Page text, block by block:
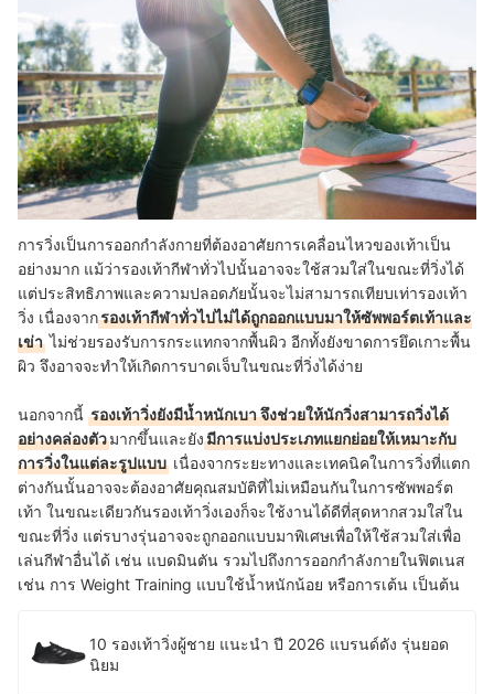
การวิ่งเป็นการออกกำลังกายที่ต้องอาศัยการเคลื่อนไหวของเท้าเป็น
อย่างมาก แม้ว่ารองเท้ากีฬาทั่วไปนั้นอาจจะใช้สวมใส่ในขณะที่วิ่งได้
แต่ประสิทธิภาพและความปลอดภัยนั้นจะไม่สามารถเทียบเท่ารองเท้า
วิ่ง เนื่องจากรองเท้ากีฬาทั่วไปไม่ได้ถูกออกแบบมาให้ซัพพอร์ตเท้าและ
เข่า ไม่ช่วยรองรับการกระแทกจากพื้นผิว อีกทั้งยังขาดการยึดเกาะพื้น
ผิว จึงอาจจะทำให้เกิดการบาดเจ็บในขณะที่วิ่งได้ง่าย
นอกจากนี้ รองเท้าวิ่งยังมีน้ำหนักเบา จึงช่วยให้นักวิ่งสามารถวิ่งได้
อย่างคล่องตัวมากขึ้นและยังมีการแบ่งประเภทแยกย่อยให้เหมาะกับ
การวิ่งในแต่ละรูปแบบ เนื่องจากระยะทางและเทคนิคในการวิ่งที่แตก
ต่างกันนั้นอาจจะต้องอาศัยคุณสมบัติที่ไม่เหมือนกันในการซัพพอร์ต
เท้า ในขณะเดียวกันรองเท้าวิ่งเองก็จะใช้งานได้ดีที่สุดหากสวมใส่ใน
ขณะที่วิ่ง แต่รบางรุ่นอาจจะถูกออกแบบมาพิเศษเพื่อให้ใช้สวมใส่เพื่อ
เล่นกีฬาอื่นได้ เช่น แบดมินตัน รวมไปถึงการออกกำลังกายในฟิตเนส
เช่น การ Weight Training แบบใช้น้ำหนักน้อย หรือการเต้น เป็นต้น
10 รองเท้าวิ่งผู้ชาย แนะนํา ปี 2026 แบรนด์ดัง รุ่นยอด
นิยม